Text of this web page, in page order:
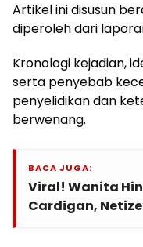
Artikel ini disusun
diperoleh dari
Kronologi kejadian,
serta penyebab
penyelidikan dan
berwenang.
BACA JUGA:
Viral! Wanita
Cardigan,